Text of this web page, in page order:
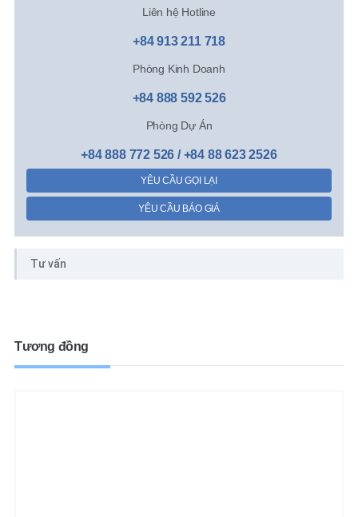
Liên hệ Hotline
+84 913 211 718
Phòng Kinh Doanh
+84 888 592 526
Phòng Dự Án
+84 888 772 526 / +84 88 623 2526
YÊU CẦU GỌI LẠI
YÊU CẦU BÁO GIÁ
Tư vấn
Tương đồng